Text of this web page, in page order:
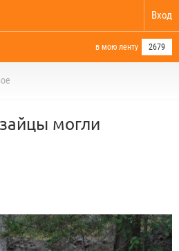
Вход
в мою ленту 2679
могли